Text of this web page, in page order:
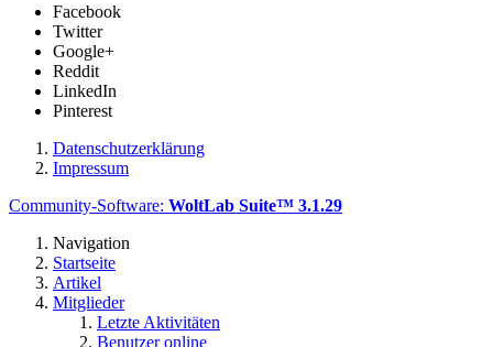
Facebook
Twitter
Google+
Reddit
LinkedIn
Pinterest
Datenschutzerklärung
Impressum
Community-Software: WoltLab Suite™ 3.1.29
Navigation
Startseite
Artikel
Mitglieder
Letzte Aktivitäten
Benutzer online